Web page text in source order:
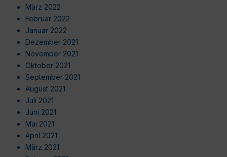
März 2022
Februar 2022
Januar 2022
Dezember 2021
November 2021
Oktober 2021
September 2021
August 2021
Juli 2021
Juni 2021
Mai 2021
April 2021
März 2021